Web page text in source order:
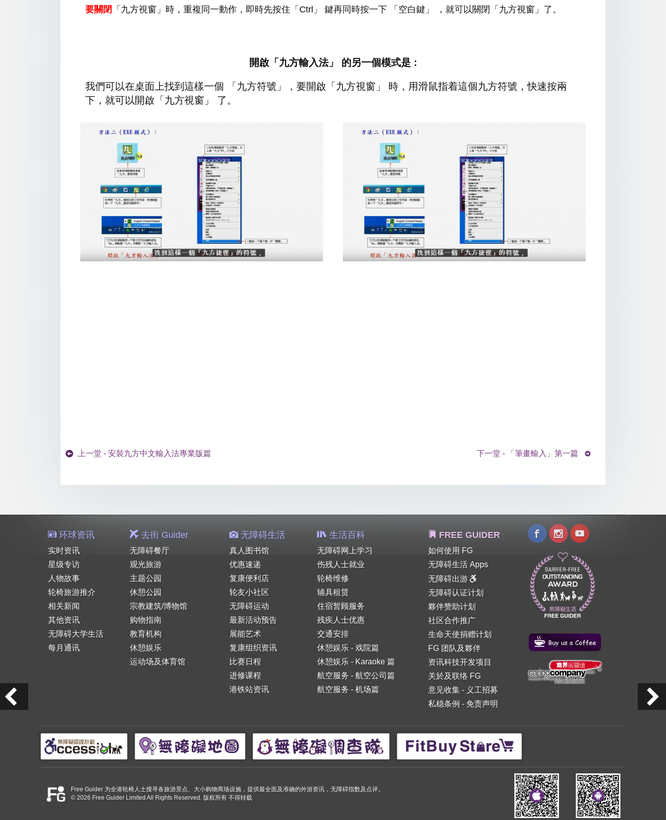
要關閉 「九方視窗」時，重複同一動作，即時先按住「Ctrl」 鍵再同時按一下 「空白鍵」 ，就可以關閉「九方視窗」了。
開啟「九方輸入法」 的另一個模式是 :
我們可以在桌面上找到這樣一個 「九方符號」，要開啟「九方視窗」 時，用滑鼠指着這個九方符號，快速按兩
下，就可以開啟「九方視窗」 了。
上一堂 - 安裝九方中文輸入法專業版篇 下一堂 - 「筆畫輸入」第一篇
环球资讯
实时资讯
星级专访
人物故事
轮椅旅游推介
相关新闻
其他资讯
无障碍大学生活
每月通讯
去街 Guider
无障碍餐厅
观光旅游
主题公园
休憩公园
宗教建筑/博物馆
购物指南
教育机构
休憩娱乐
运动场及体育馆
无障碍生活
真人图书馆
优惠速递
复康便利店
轮友小社区
无障碍运动
最新活动预告
展能艺术
复康组织资讯
比赛日程
进修课程
港铁站资讯
生活百科
无障碍网上学习
伤残人士就业
轮椅维修
辅具租赁
住宿暂顾服务
残疾人士优惠
交通安排
休憩娱乐 - 戏院篇
休憩娱乐 - Karaoke 篇
航空服务 - 航空公司篇
航空服务 - 机场篇
FREE GUIDER
如何使用 FG
无障碍生活 Apps
无障碍出游
无障碍认证计划
夥伴赞助计划
社区合作推广
生命天使捐赠计划
FG 团队及夥伴
资讯科技开发项目
关於及联络 FG
意见收集- 义工招募
私稳条例 - 免责声明
Free Guider 为全港轮椅人士搜寻各旅游景点、大小购物商场设施，提供最全面及准确的外游资讯，无障碍指数及点评。
© 2026 Free Guider Limited All Rights Reserved. 版权所有 不得转载